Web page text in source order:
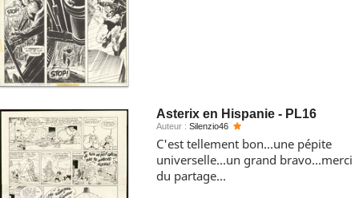
Asterix en Hispanie - PL16
Auteur : Silenzio46
C'est tellement bon...une pépite
universelle...un grand bravo...merci
du partage...